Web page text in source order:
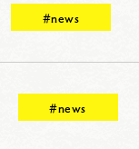
#news
#news